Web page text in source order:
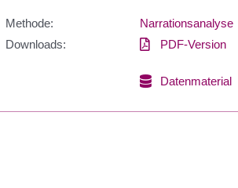
Methode:
Narrationsanalyse
Downloads:
PDF-Version
Datenmaterial